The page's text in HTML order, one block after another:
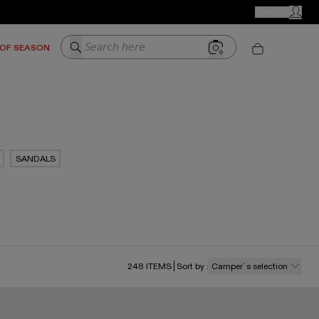
MY
SEASON Search here
SANDALS
248 ITEMS Sort by : Camper´s selection